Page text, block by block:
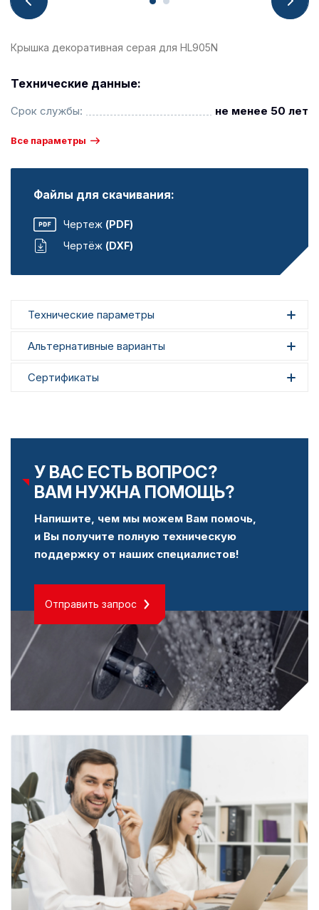
Крышка декоративная серая для HL905N
Технические данные:
Срок службы: не менее 50 лет
Все параметры
Файлы для скачивания:
Чертеж (PDF)
Чертёж (DXF)
Технические параметры
Альтернативные варианты
Сертификаты
У ВАС ЕСТЬ ВОПРОС?
ВАМ НУЖНА ПОМОЩЬ?
Напишите, чем мы можем Вам помочь,
и Вы получите полную техническую
поддержку от наших специалистов!
Отправить запрос